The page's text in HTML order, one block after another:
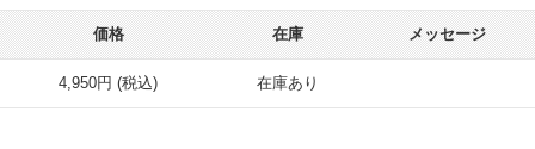
価格 在庫 メッセージ
4,950円 (税込) 在庫あり